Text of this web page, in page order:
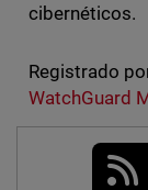
cibernéticos.
Registrado
WatchGuard